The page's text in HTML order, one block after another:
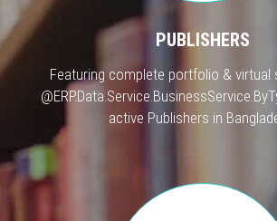
PUBLISHERS
Featuring complete portfolio &
active Publishers in